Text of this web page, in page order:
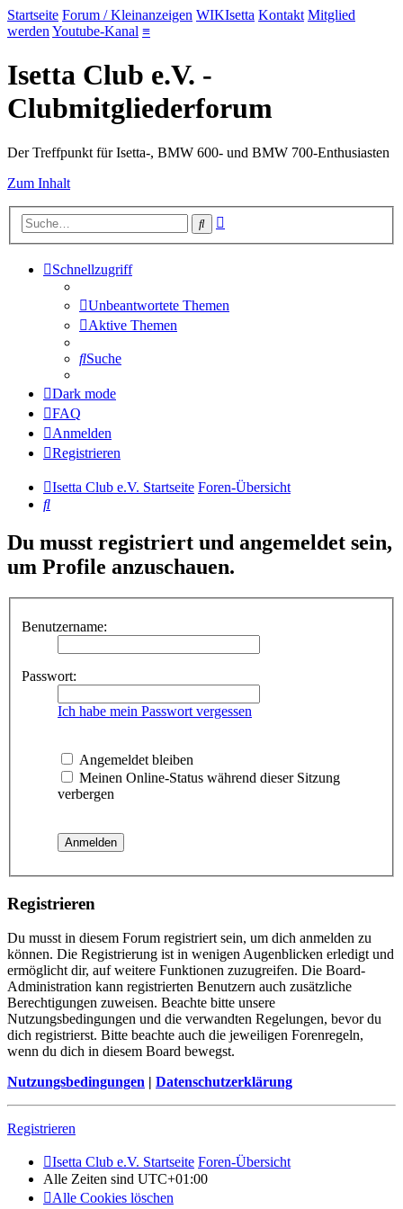
Startseite Forum / Kleinanzeigen WIKIsetta Kontakt Mitglied
werden Youtube-Kanal ≡
Isetta Club e.V. -
Clubmitgliederforum
Der Treffpunkt für Isetta-, BMW 600- und BMW 700-Enthusiasten
Zum Inhalt
Suche
Schnellzugriff
Unbeantwortete Themen
Aktive Themen
Suche
Dark mode
FAQ
Anmelden
Registrieren
Isetta Club e.V. Startseite Foren-Übersicht
Suche
Du musst registriert und angemeldet sein,
um Profile anzuschauen.
Benutzername:
Passwort:
Ich habe mein Passwort vergessen
Angemeldet bleiben
Meinen Online-Status während dieser Sitzung
verbergen
Registrieren
Du musst in diesem Forum registriert sein, um dich anmelden zu
können. Die Registrierung ist in wenigen Augenblicken erledigt und
ermöglicht dir, auf weitere Funktionen zuzugreifen. Die Board-
Administration kann registrierten Benutzern auch zusätzliche
Berechtigungen zuweisen. Beachte bitte unsere
Nutzungsbedingungen und die verwandten Regelungen, bevor du
dich registrierst. Bitte beachte auch die jeweiligen Forenregeln,
wenn du dich in diesem Board bewegst.
Nutzungsbedingungen | Datenschutzerklärung
Registrieren
Isetta Club e.V. Startseite Foren-Übersicht
Alle Zeiten sind UTC+01:00
Alle Cookies löschen